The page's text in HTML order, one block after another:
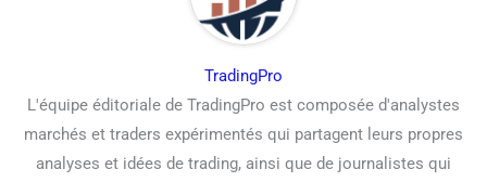
TradingPro
L'équipe éditoriale de TradingPro est composée d'analystes
marchés et traders expérimentés qui partagent leurs propres
analyses et idées de trading, ainsi que de journalistes qui